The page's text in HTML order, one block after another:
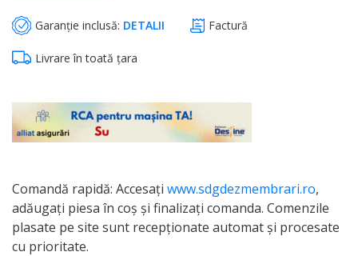
Garanție inclusă: DETALII Factură
Livrare în toată țara
Comandă rapidă: Accesați www.sdgdezmembrari.ro,
adăugați piesa în coș și finalizați comanda. Comenzile
plasate pe site sunt recepționate automat și procesate
cu prioritate.